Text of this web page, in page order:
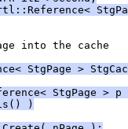
into the cache
StgPage >
StgPage > p
)